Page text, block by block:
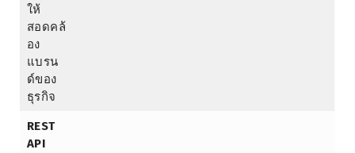
ให้
สอดคล้
อง
แบรน
ด์ของ
ธุรกิจ
REST
API